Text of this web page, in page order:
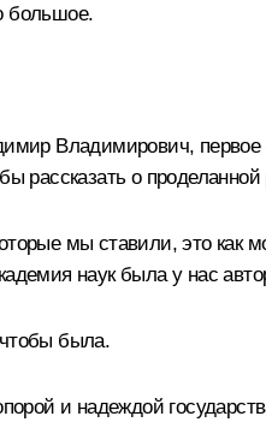
большое.
Владимирович, первое
рассказать о
мы ставили, это как
наук была у нас
была.
и надеждой